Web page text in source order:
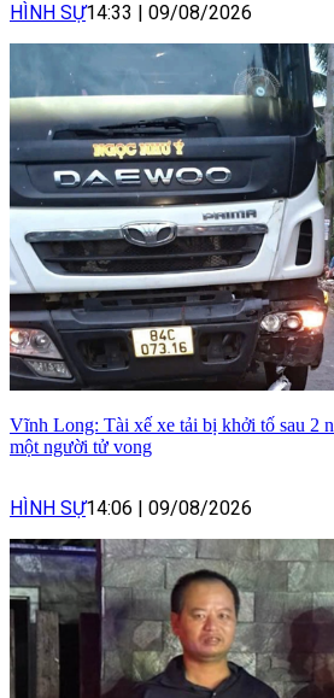
HÌNH SỰ14:33 | 09/08/2026
Vĩnh Long: Tài xế xe tải bị khởi tố sau 2
một người tử vong
HÌNH SỰ14:06 | 09/08/2026